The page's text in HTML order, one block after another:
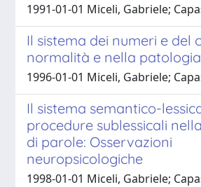
1991-01-01 Miceli, Gabriele;
Il sistema dei numeri e del
normalità e nella patologia
1996-01-01 Miceli, Gabriele;
Il sistema semantico-
procedure sublessicali
di parole: Osservazioni
neuropsicologiche
1998-01-01 Miceli, Gabriele;